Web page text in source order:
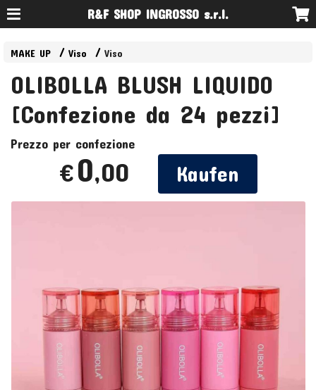
R&F SHOP INGROSSO s.r.l.
MAKE UP Viso Viso
OLIBOLLA BLUSH LIQUIDO
[Confezione da 24 pezzi]
Prezzo per confezione
€0,00 Kaufen